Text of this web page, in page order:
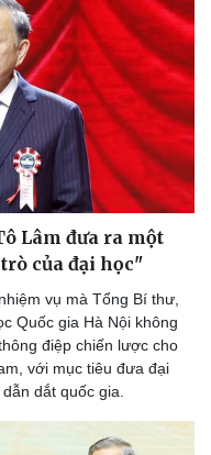
đẹp
yêu - Gia đình
Lâm đưa ra một
của đại học"
vụ mà Tổng Bí thư,
Quốc gia Hà Nội không
điệp chiến lược cho
với mục tiêu đưa đại
dắt quốc gia.